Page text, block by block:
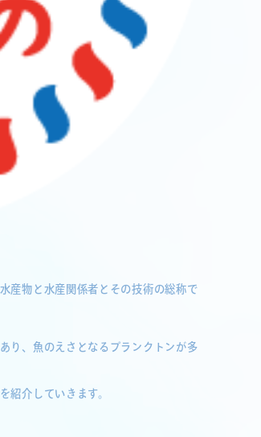
産物と水産関係者とその技術の総称で
り、魚のえさとなるプランクトンが多
紹介していきます。